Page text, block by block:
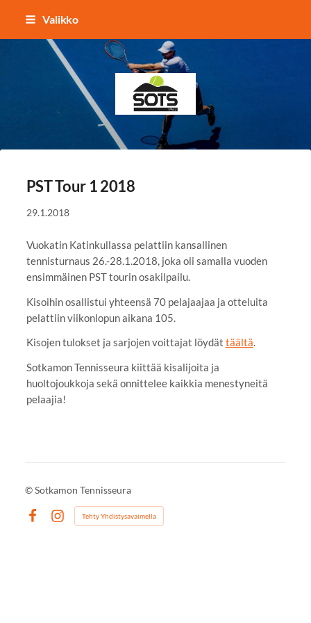
Siirry
sisältöön
Valikko
Sotkamon Tennisseura
PST Tour 1 2018
29.1.2018
Vuokatin Katinkullassa pelattiin kansallinen
tennisturnaus 26.-28.1.2018, joka oli samalla vuoden
ensimmäinen PST tourin osakilpailu.
Kisoihin osallistui yhteensä 70 pelajaajaa ja otteluita
pelattiin viikonlopun aikana 105.
Kisojen tulokset ja sarjojen voittajat löydät täältä.
Sotkamon Tennisseura kiittää kisalijoita ja
huoltojoukkoja sekä onnittelee kaikkia menestyneitä
pelaajia!
©Sotkamon Tennisseura
Instagram
Tehty Yhdistysavaimella